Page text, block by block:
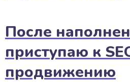
После
приступаю к
продвижению